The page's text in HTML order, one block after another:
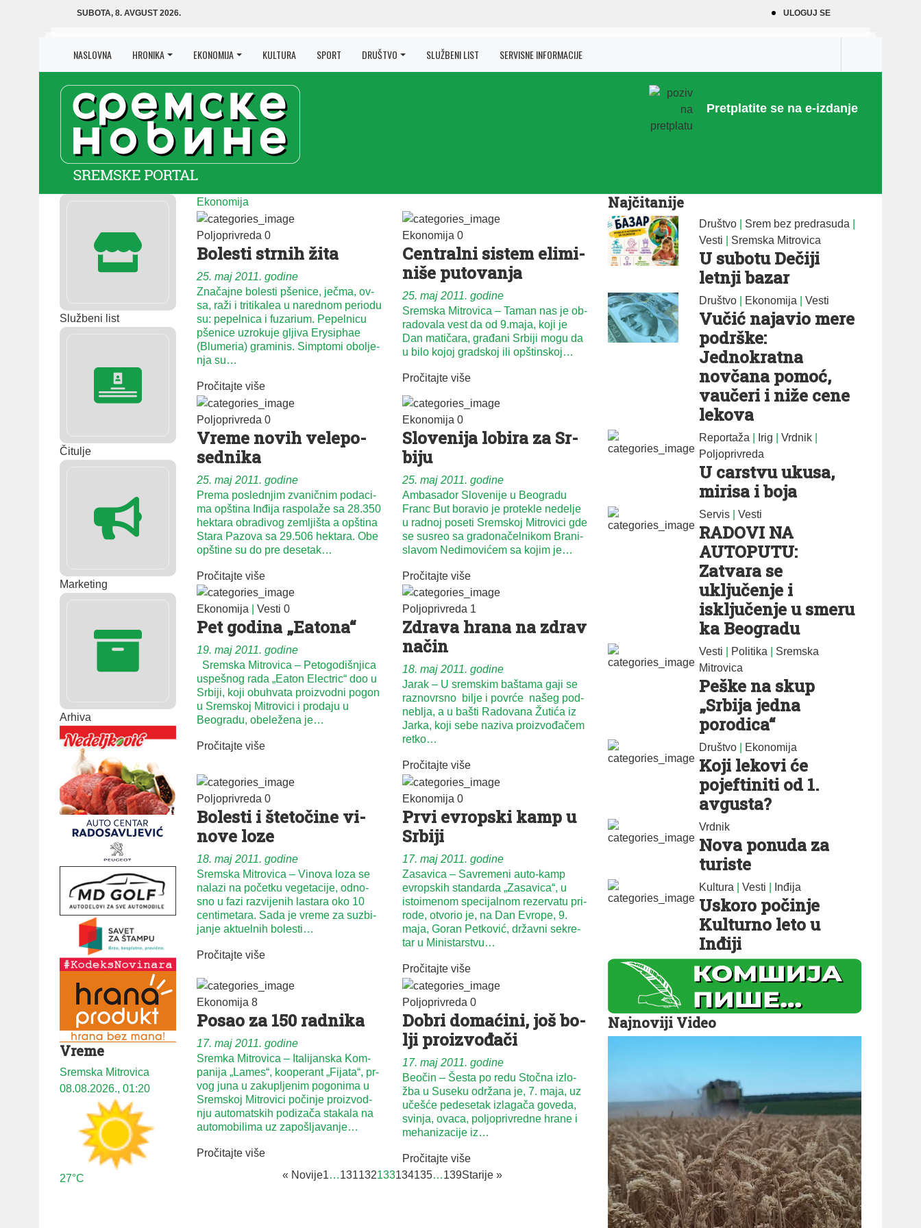
SUBOTA, 8. AVGUST 2026. ULOGUJ SE
NASLOVNA HRONIKA EKONOMIJA KULTURA SPORT DRUŠTVO SLUŽBENI LIST SERVISNE INFORMACIJE
Pretplatite se na e-izdanje
Službeni list
Čitulje
Marketing
Arhiva
Vreme
Sremska Mitrovica
08.08.2026., 01:20
27°C
Ekonomija
Poljoprivreda 0
Bo­le­sti str­nih ži­ta
25. maj 2011. godine
Zna­čaj­ne bo­le­sti pše­ni­ce, ječ­ma, ov­
sa, ra­ži i tri­ti­ka­lea u na­red­nom pe­ri­o­du
su: pe­pel­ni­ca i fu­za­ri­um. Pe­pel­ni­cu
pše­ni­ce uzro­ku­je glji­va Erysip­hae
(Blu­me­ria) gra­mi­nis. Simp­to­mi obo­lje­
nja su…
Pročitajte više
Ekonomija 0
Cen­tral­ni si­stem eli­mi­
ni­še pu­to­va­nja
25. maj 2011. godine
Sremska Mitrovica – Ta­man nas je ob­
ra­do­va­la vest da od 9.ma­ja, ko­ji je
Dan ma­ti­ča­ra, gra­đa­ni Sr­bi­ji mo­gu da
u bi­lo ko­joj grad­skoj ili op­štin­skoj…
Pročitajte više
Poljoprivreda 0
Vre­me no­vih ve­le­po­
sed­ni­ka
25. maj 2011. godine
Pre­ma po­sled­njim zva­nič­nim po­da­ci­
ma op­šti­na In­đi­ja ras­po­la­že sa 28.350
hek­ta­ra ob­ra­di­vog ze­mlji­šta a op­šti­na
Sta­ra Pa­zo­va sa 29.506 hek­ta­ra. Obe
op­šti­ne su do pre de­se­tak…
Pročitajte više
Ekonomija 0
Slo­ve­ni­ja lo­bi­ra za Sr­
bi­ju
25. maj 2011. godine
Am­ba­sa­dor Slo­ve­ni­je u Be­o­gra­du
Franc But bo­ra­vio je pro­te­kle ne­de­lje
u rad­noj po­se­ti Srem­skoj Mi­tro­vi­ci gde
se su­sreo sa gra­do­na­čel­ni­kom Bra­ni­
sla­vom Ne­di­mo­vi­ćem sa ko­jim je…
Pročitajte više
Ekonomija Vesti 0
Pet godina „Eatona“
19. maj 2011. godine
Sremska Mitrovica – Petogodišnjica
uspešnog rada „Eaton Electric“ doo u
Srbiji, koji obuhvata proizvodni pogon
u Sremskoj Mitrovici i prodaju u
Beogradu, obeležena je…
Pročitajte više
Poljoprivreda 1
Zdra­va hra­na na zdrav
na­čin
18. maj 2011. godine
Jarak – U srem­skim ba­šta­ma ga­ji se
ra­zno­vr­sno bi­lje i po­vr­će na­šeg pod­
ne­blja, a u ba­šti Ra­do­va­na Žu­ti­ća iz
Jar­ka, ko­ji se­be na­zi­va pro­iz­vo­đa­čem
ret­ko…
Pročitajte više
Poljoprivreda 0
Bo­le­sti i šte­to­či­ne vi­
no­ve lo­ze
18. maj 2011. godine
Sremska Mitrovica – Vi­no­va lo­za se
na­la­zi na po­čet­ku ve­ge­ta­ci­je, od­no­
sno u fa­zi raz­vi­je­nih la­sta­ra oko 10
cen­ti­me­ta­ra. Sa­da je vre­me za su­zbi­
ja­nje ak­tu­el­nih bo­le­sti…
Pročitajte više
Ekonomija 0
Pr­vi evrop­ski kamp u
Sr­bi­ji
17. maj 2011. godine
Zasavica – Sa­vre­me­ni auto-kamp
evrop­skih stan­dar­da „Za­sa­vi­ca“, u
isto­i­me­nom spe­ci­jal­nom re­zer­va­tu pri­
ro­de, otvo­rio je, na Dan Evro­pe, 9.
ma­ja, Go­ran Pet­ko­vić, dr­žav­ni se­kre­
tar u Mi­ni­star­stvu…
Pročitajte više
Ekonomija 8
Po­sao za 150 rad­ni­ka
17. maj 2011. godine
Sremka Mitrovica – Ita­li­jan­ska Kom­
pa­ni­ja „La­mes“, ko­o­pe­rant „Fi­ja­ta“, pr­
vog ju­na u za­ku­plje­nim po­go­ni­ma u
Srem­skoj Mi­tro­vi­ci po­či­nje pro­iz­vod­
nju auto­mat­skih po­di­za­ča sta­ka­la na
auto­mo­bi­li­ma uz za­po­šlja­va­nje…
Pročitajte više
Poljoprivreda 0
Do­bri do­ma­ći­ni, još bo­
lji pro­iz­vo­đa­či
17. maj 2011. godine
Beočin – Še­sta po re­du Stoč­na iz­lo­
žba u Su­se­ku odr­ža­na je, 7. ma­ja, uz
uče­šće pe­de­se­tak iz­la­ga­ča go­ve­da,
svi­nja, ova­ca, po­ljo­pri­vred­ne hra­ne i
me­ha­ni­za­ci­je iz…
Pročitajte više
« Novije1…131132133134135…139Starije »
Najčitanije
Društvo Srem bez predrasuda
Vesti
Sremska Mitrovica
U subotu Dečiji
letnji bazar
Društvo Ekonomija |Vesti
Vučić najavio mere
podrške:
Jednokratna
novčana pomoć,
vaučeri i niže cene
lekova
Reportaža Irig |Vrdnik
Poljoprivreda
U carstvu ukusa,
mirisa i boja
Servis |Vesti
RADOVI NA
AUTOPUTU:
Zatvara se
uključenje i
isključenje u smeru
ka Beogradu
Vesti Politika
Sremska
Mitrovica
Peške na skup
„Srbija jedna
porodica“
Društvo Ekonomija
Koji lekovi će
pojeftiniti od 1.
avgusta?
Vrdnik
Nova ponuda za
turiste
Kultura |Vesti Inđija
Uskoro počinje
Kulturno leto u
Inđiji
Najnoviji Video